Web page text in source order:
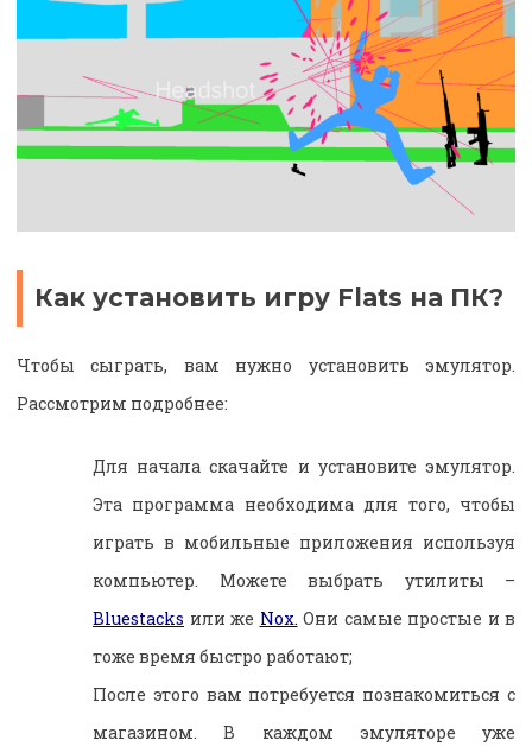
Как установить игру Flats на ПК?
Чтобы сыграть, вам нужно установить эмулятор.
Рассмотрим подробнее:
Для начала скачайте и установите эмулятор.
Эта программа необходима для того, чтобы
играть в мобильные приложения используя
компьютер. Можете выбрать утилиты –
Bluestacks или же Nox. Они самые простые и в
тоже время быстро работают;
После этого вам потребуется познакомиться с
магазином. В каждом эмуляторе уже